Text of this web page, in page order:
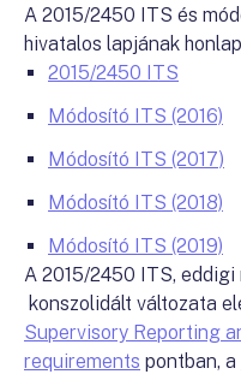
A 2015/2450 ITS és
hivatalos lapjának
2015/2450 ITS
Módosító ITS (2016)
Módosító ITS (2017)
Módosító ITS (2018)
Módosító ITS (2019)
A 2015/2450 ITS,
konszolidált változata
Supervisory Reporting
requirements pontban, a